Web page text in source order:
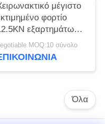
μέγιστο
φορτίο
εξαρτημάτων
γραμμών μετάδοσης
αλυσίδων
MOQ:10 σύνολο
Όλα